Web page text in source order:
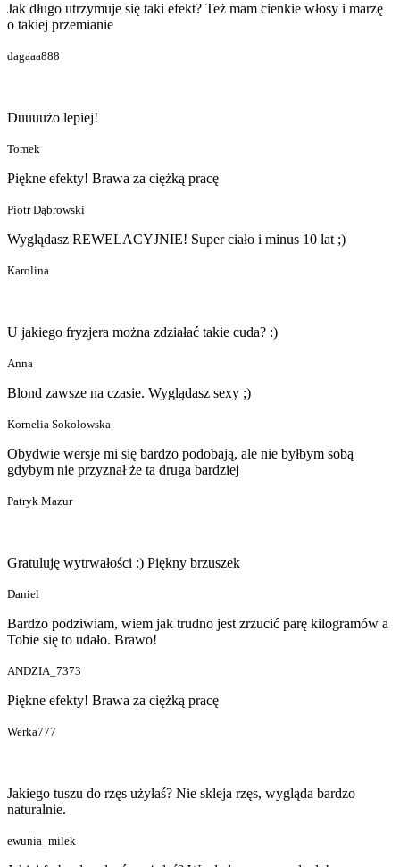
Jak długo utrzymuje się taki efekt? Też mam cienkie włosy i marzę
o takiej przemianie
dagaaa888
Duuuużo lepiej!
Tomek
Piękne efekty! Brawa za ciężką pracę
Piotr Dąbrowski
Wyglądasz REWELACYJNIE! Super ciało i minus 10 lat ;)
Karolina
U jakiego fryzjera można zdziałać takie cuda? :)
Anna
Blond zawsze na czasie. Wyglądasz sexy ;)
Kornelia Sokołowska
Obydwie wersje mi się bardzo podobają, ale nie byłbym sobą
gdybym nie przyznał że ta druga bardziej
Patryk Mazur
Gratuluję wytrwałości :) Piękny brzuszek
Daniel
Bardzo podziwiam, wiem jak trudno jest zrzucić parę kilogramów a
Tobie się to udało. Brawo!
ANDZIA_7373
Piękne efekty! Brawa za ciężką pracę
Werka777
Jakiego tuszu do rzęs użyłaś? Nie skleja rzęs, wygląda bardzo
naturalnie.
ewunia_milek